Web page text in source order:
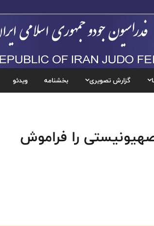
گزارش تصویری بخشنامه ویدئو
را فراموش